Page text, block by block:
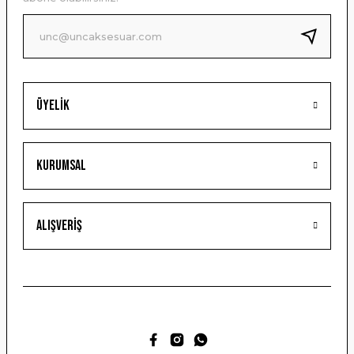
Ürün fiyatı diğer sitelerden daha pahalı.
Bu ürüne benzer farklı alternatifler olmalı.
Gönder
Üyelik
Kurumsal
Alışveriş